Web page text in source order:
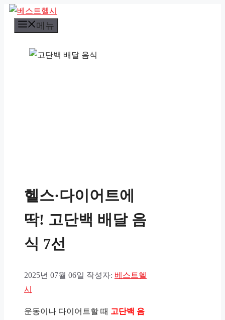
컨
메뉴
헬스·다이어트에
딱! 고단백 배달 음
식 7선
2025년 07월 06일 작성자: 베스트헬
시
운동이나 다이어트할 때 고단백 음